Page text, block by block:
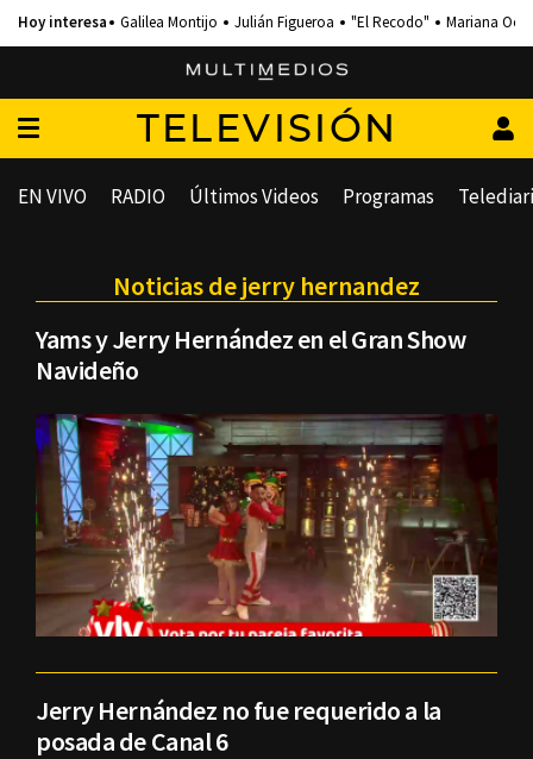
Galilea Montijo Julián Figueroa "El Recodo" Mariana
TELEVISIÓN
EN VIVO RADIO Últimos Videos Programas
Noticias de jerry hernandez
Yams y Jerry Hernández en el Gran Show
Navideño
Jerry Hernández no fue requerido a la
posada de Canal 6